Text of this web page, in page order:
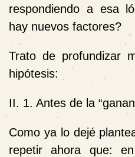
respondiendo a esa
hay nuevos factores?
Trato de profundizar
hipótesis:
II. 1. Antes de la
Como ya lo dejé
repetir ahora que: